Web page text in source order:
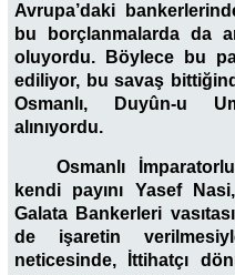
Avrupa’daki
bu borçlanmalarda da
oluyordu. Böylece bu
ediliyor, bu savaş
Osmanlı, Duyûn-u
alınıyordu.
Osmanlı
kendi payını Yasef
Galata Bankerleri
de işaretin
neticesinde, İttihatçı